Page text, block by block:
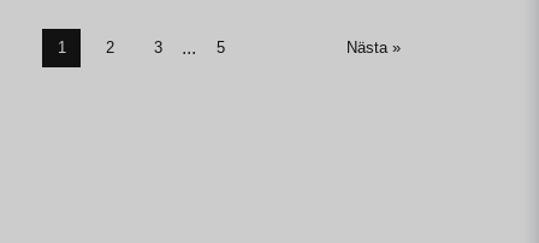
1 2 3 ... 5 Nästa »